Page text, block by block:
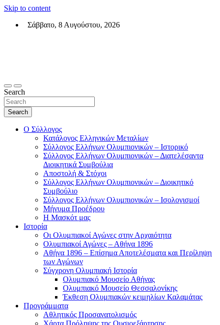
Skip to content
Σάββατο, 8 Αυγούστου, 2026
Search
Search
Ο Σύλλογος
Κατάλογος Ελληνικών Μεταλίων
Σύλλογος Ελλήνων Ολυμπιονικών – Ιστορικό
Σύλλογος Ελλήνων Ολυμπιονικών – Διατελέσαντα
Διοικητικά Συμβούλια
Αποστολή & Στόχοι
Σύλλογος Ελλήνων Ολυμπιονικών – Διοικητικό
Συμβούλιο
Σύλλογος Ελλήνων Ολυμπιονικών – Ισολογισμοί
Μήνυμα Προέδρου
Η Μασκότ μας
Ιστορία
Οι Ολυμπιακοί Αγώνες στην Αρχαιότητα
Ολυμπιακοί Αγώνες – Αθήνα 1896
Αθήνα 1896 – Επίσημα Αποτελέσματα και Περίληψη
των Αγώνων
Σύγχρονη Ολυμπιακή Ιστορία
Ολυμπιακό Μουσείο Αθήνας
Ολυμπιακό Μουσείο Θεσσαλονίκης
Έκθεση Ολυμπιακών κειμηλίων Καλαμάτας
Προγράμματα
Αθλητικός Προσανατολισμός
Χάρτα Πρόληψης της Ουσιοεξάρτησης